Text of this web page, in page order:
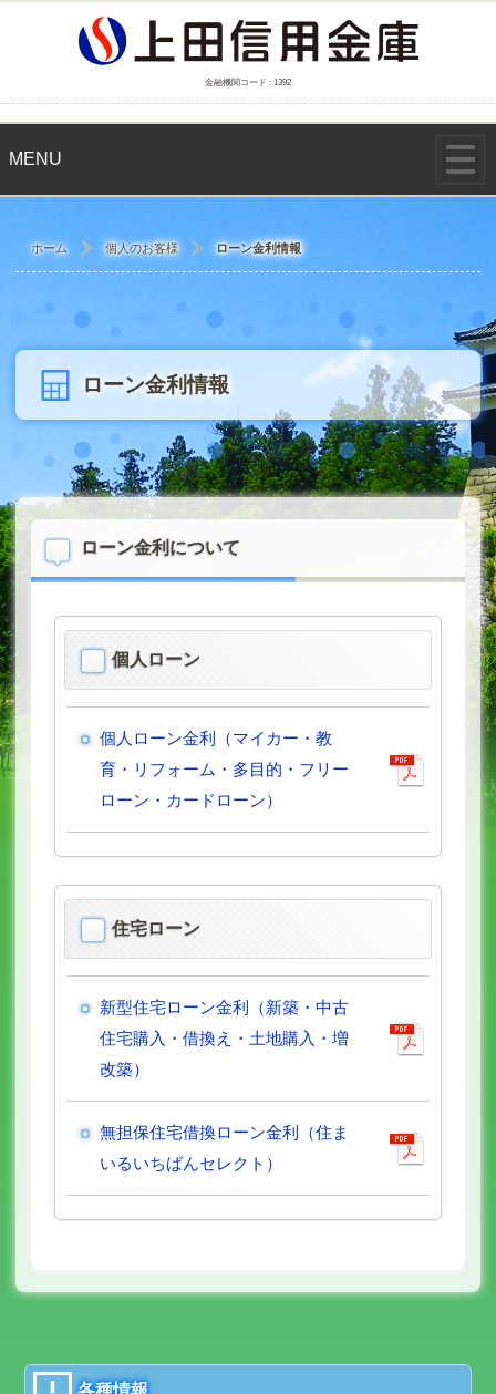
金融機関コード : 1392
MENU
ホーム 個人のお客様 ローン金利情報
ローン金利情報
ローン金利について
個人ローン
個人ローン金利（マイカー・教
育・リフォーム・多目的・フリー
ローン・カードローン）
住宅ローン
新型住宅ローン金利（新築・中古
住宅購入・借換え・土地購入・増
改築）
無担保住宅借換ローン金利（住ま
いるいちばんセレクト）
各種情報